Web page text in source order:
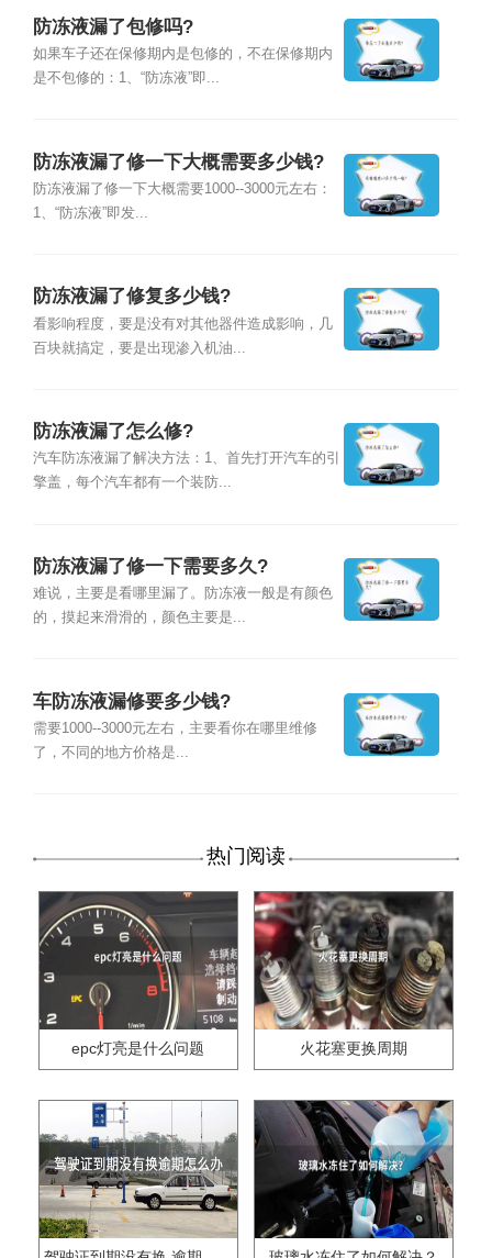
防冻液漏了包修吗?
如果车子还在保修期内是包修的，不在保修期内
是不包修的：1、“防冻液”即...
防冻液漏了修一下大概需要多少钱?
防冻液漏了修一下大概需要1000--3000元左右：
1、“防冻液”即发...
防冻液漏了修复多少钱?
看影响程度，要是没有对其他器件造成影响，几
百块就搞定，要是出现渗入机油...
防冻液漏了怎么修?
汽车防冻液漏了解决方法：1、首先打开汽车的引
擎盖，每个汽车都有一个装防...
防冻液漏了修一下需要多久?
难说，主要是看哪里漏了。防冻液一般是有颜色
的，摸起来滑滑的，颜色主要是...
车防冻液漏修要多少钱?
需要1000--3000元左右，主要看你在哪里维修
了，不同的地方价格是...
热门阅读
epc灯亮是什么问题 火花塞更换周期